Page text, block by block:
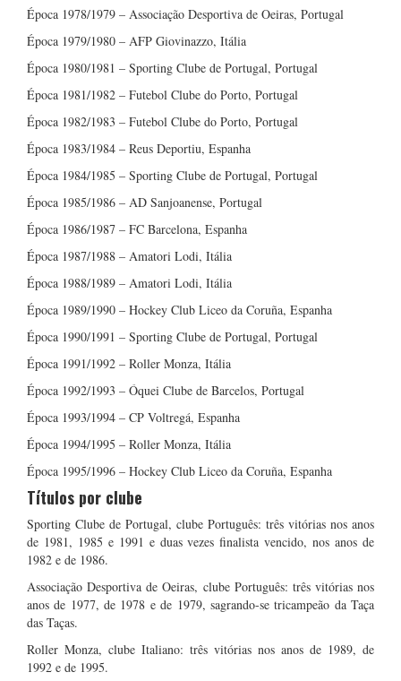
Época 1978/1979 – Associação Desportiva de Oeiras, Portugal
Época 1979/1980 – AFP Giovinazzo, Itália
Época 1980/1981 – Sporting Clube de Portugal, Portugal
Época 1981/1982 – Futebol Clube do Porto, Portugal
Época 1982/1983 – Futebol Clube do Porto, Portugal
Época 1983/1984 – Reus Deportiu, Espanha
Época 1984/1985 – Sporting Clube de Portugal, Portugal
Época 1985/1986 – AD Sanjoanense, Portugal
Época 1986/1987 – FC Barcelona, Espanha
Época 1987/1988 – Amatori Lodi, Itália
Época 1988/1989 – Amatori Lodi, Itália
Época 1989/1990 – Hockey Club Liceo da Coruña, Espanha
Época 1990/1991 – Sporting Clube de Portugal, Portugal
Época 1991/1992 – Roller Monza, Itália
Época 1992/1993 – Óquei Clube de Barcelos, Portugal
Época 1993/1994 – CP Voltregá, Espanha
Época 1994/1995 – Roller Monza, Itália
Época 1995/1996 – Hockey Club Liceo da Coruña, Espanha
Títulos por clube
Sporting Clube de Portugal, clube Português: três vitórias nos anos
de 1981, 1985 e 1991 e duas vezes finalista vencido, nos anos de
1982 e de 1986.
Associação Desportiva de Oeiras, clube Português: três vitórias nos
anos de 1977, de 1978 e de 1979, sagrando-se tricampeão da Taça
das Taças.
Roller Monza, clube Italiano: três vitórias nos anos de 1989, de
1992 e de 1995.